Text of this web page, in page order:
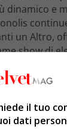
dinamico e
un Altro,
show di
tra i
la
il tuo
dati